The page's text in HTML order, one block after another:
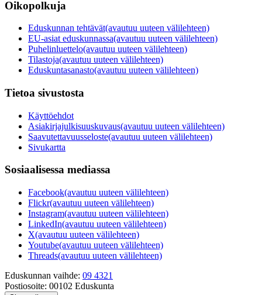
Oikopolkuja
Eduskunnan tehtävät(avautuu uuteen välilehteen)
EU-asiat eduskunnassa(avautuu uuteen välilehteen)
Puhelinluettelo(avautuu uuteen välilehteen)
Tilastoja(avautuu uuteen välilehteen)
Eduskuntasanasto(avautuu uuteen välilehteen)
Tietoa sivustosta
Käyttöehdot
Asiakirjajulkisuuskuvaus(avautuu uuteen välilehteen)
Saavutettavuusseloste(avautuu uuteen välilehteen)
Sivukartta
Sosiaalisessa mediassa
Facebook(avautuu uuteen välilehteen)
Flickr(avautuu uuteen välilehteen)
Instagram(avautuu uuteen välilehteen)
LinkedIn(avautuu uuteen välilehteen)
X(avautuu uuteen välilehteen)
Youtube(avautuu uuteen välilehteen)
Threads(avautuu uuteen välilehteen)
Eduskunnan vaihde: 09 4321
Postiosoite: 00102 Eduskunta